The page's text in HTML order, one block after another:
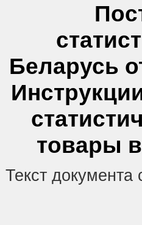
Беларусь
товары
Текст